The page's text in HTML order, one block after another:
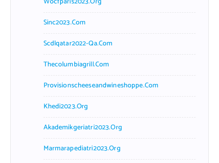
Sinc2023.com
Scdlqatar2022-Qa.com
Thecolumbiagrill.com
Provisionscheeseandwineshoppe.com
Khedi2023.org
Akademikgeriatri2023.org
Marmarapediatri2023.org